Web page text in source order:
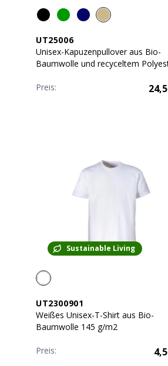
UT25006
Unisex-Kapuzenpullover aus Bio-
Baumwolle und recyceltem
Preis:
Sustainable Living
UT2300901
Weißes Unisex-T-Shirt aus Bio-
Baumwolle 145 g/m2
Preis: